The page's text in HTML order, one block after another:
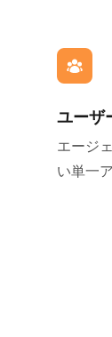
ユーザ
エージ
い単一